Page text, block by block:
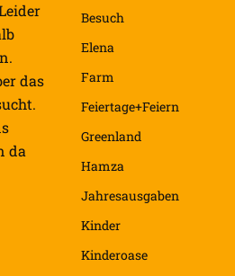
das
da
Besuch
Elena
Farm
Feiertage+Feiern
Greenland
Hamza
Jahresausgaben
Kinder
Kinderoase